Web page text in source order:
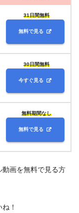
31日間無料
無料で見る
30日間無料
今すぐ見る
無料期間なし
無料で見る
動画を無料で見る方
！